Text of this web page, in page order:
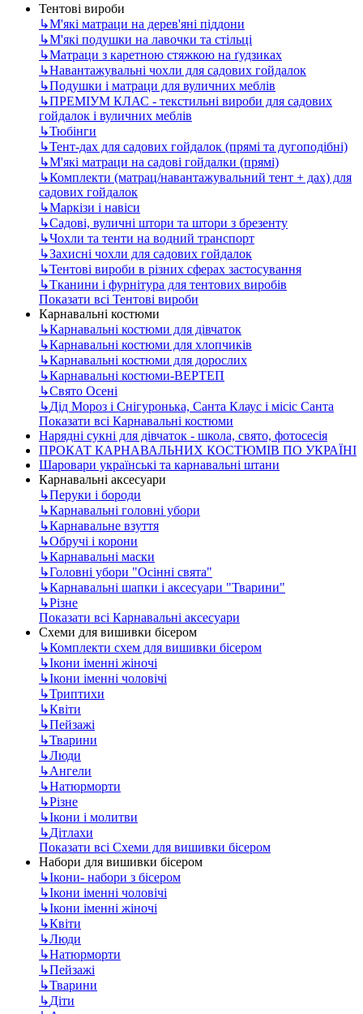
Тентові вироби
↳М'які матраци на дерев'яні піддони
↳М'які подушки на лавочки та стільці
↳Матраци з каретною стяжкою на ґудзиках
↳Навантажувальні чохли для садових гойдалок
↳Подушки і матраци для вуличних меблів
↳ПРЕМІУМ КЛАС - текстильні вироби для садових
гойдалок і вуличних меблів
↳Тюбінги
↳Тент-дах для садових гойдалок (прямі та дугоподібні)
↳М'які матраци на садові гойдалки (прямі)
↳Комплекти (матрац/навантажувальний тент + дах) для
садових гойдалок
↳Маркізи і навіси
↳Садові, вуличні штори та штори з брезенту
↳Чохли та тенти на водний транспорт
↳Захисні чохли для садових гойдалок
↳Тентові вироби в різних сферах застосування
↳Тканини і фурнітура для тентових виробів
Показати всі Тентові вироби
Карнавальні костюми
↳Карнавальні костюми для дівчаток
↳Карнавальні костюми для хлопчиків
↳Карнавальні костюми для дорослих
↳Карнавальні костюми-ВЕРТЕП
↳Свято Осені
↳Дід Мороз і Снігуронька, Санта Клаус і місіс Санта
Показати всі Карнавальні костюми
Нарядні сукні для дівчаток - школа, свято, фотосесія
ПРОКАТ КАРНАВАЛЬНИХ КОСТЮМІВ ПО УКРАЇНІ
Шаровари українські та карнавальні штани
Карнавальні аксесуари
↳Перуки і бороди
↳Карнавальні головні убори
↳Карнавальне взуття
↳Обручі і корони
↳Карнавальні маски
↳Головні убори "Осінні свята"
↳Карнавальні шапки і аксесуари "Тварини"
↳Різне
Показати всі Карнавальні аксесуари
Схеми для вишивки бісером
↳Комплекти схем для вишивки бісером
↳Ікони іменні жіночі
↳Ікони іменні чоловічі
↳Триптихи
↳Квіти
↳Пейзажі
↳Тварини
↳Люди
↳Ангели
↳Натюрморти
↳Різне
↳Ікони і молитви
↳Дітлахи
Показати всі Схеми для вишивки бісером
Набори для вишивки бісером
↳Ікони- набори з бісером
↳Ікони іменні чоловічі
↳Ікони іменні жіночі
↳Квіти
↳Люди
↳Натюрморти
↳Пейзажі
↳Тварини
↳Діти